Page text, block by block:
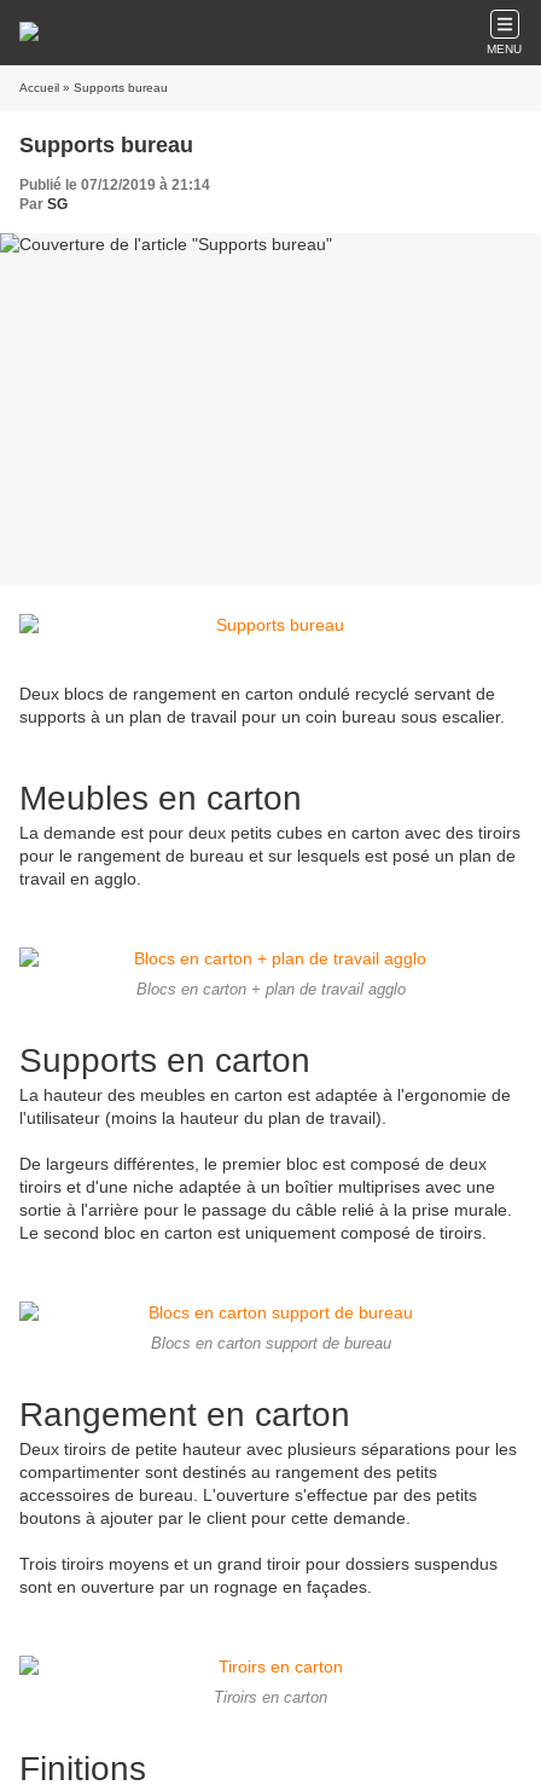
MENU
Accueil » Supports bureau
Supports bureau
Publié le 07/12/2019 à 21:14
Par SG
Deux blocs de rangement en carton ondulé recyclé servant de
supports à un plan de travail pour un coin bureau sous escalier.
Meubles en carton
La demande est pour deux petits cubes en carton avec des tiroirs
pour le rangement de bureau et sur lesquels est posé un plan de
travail en agglo.
Blocs en carton + plan de travail agglo
Supports en carton
La hauteur des meubles en carton est adaptée à l'ergonomie de
l'utilisateur (moins la hauteur du plan de travail).
De largeurs différentes, le premier bloc est composé de deux
tiroirs et d'une niche adaptée à un boîtier multiprises avec une
sortie à l'arrière pour le passage du câble relié à la prise murale.
Le second bloc en carton est uniquement composé de tiroirs.
Blocs en carton support de bureau
Rangement en carton
Deux tiroirs de petite hauteur avec plusieurs séparations pour les
compartimenter sont destinés au rangement des petits
accessoires de bureau. L'ouverture s'effectue par des petits
boutons à ajouter par le client pour cette demande.
Trois tiroirs moyens et un grand tiroir pour dossiers suspendus
sont en ouverture par un rognage en façades.
Tiroirs en carton
Finitions